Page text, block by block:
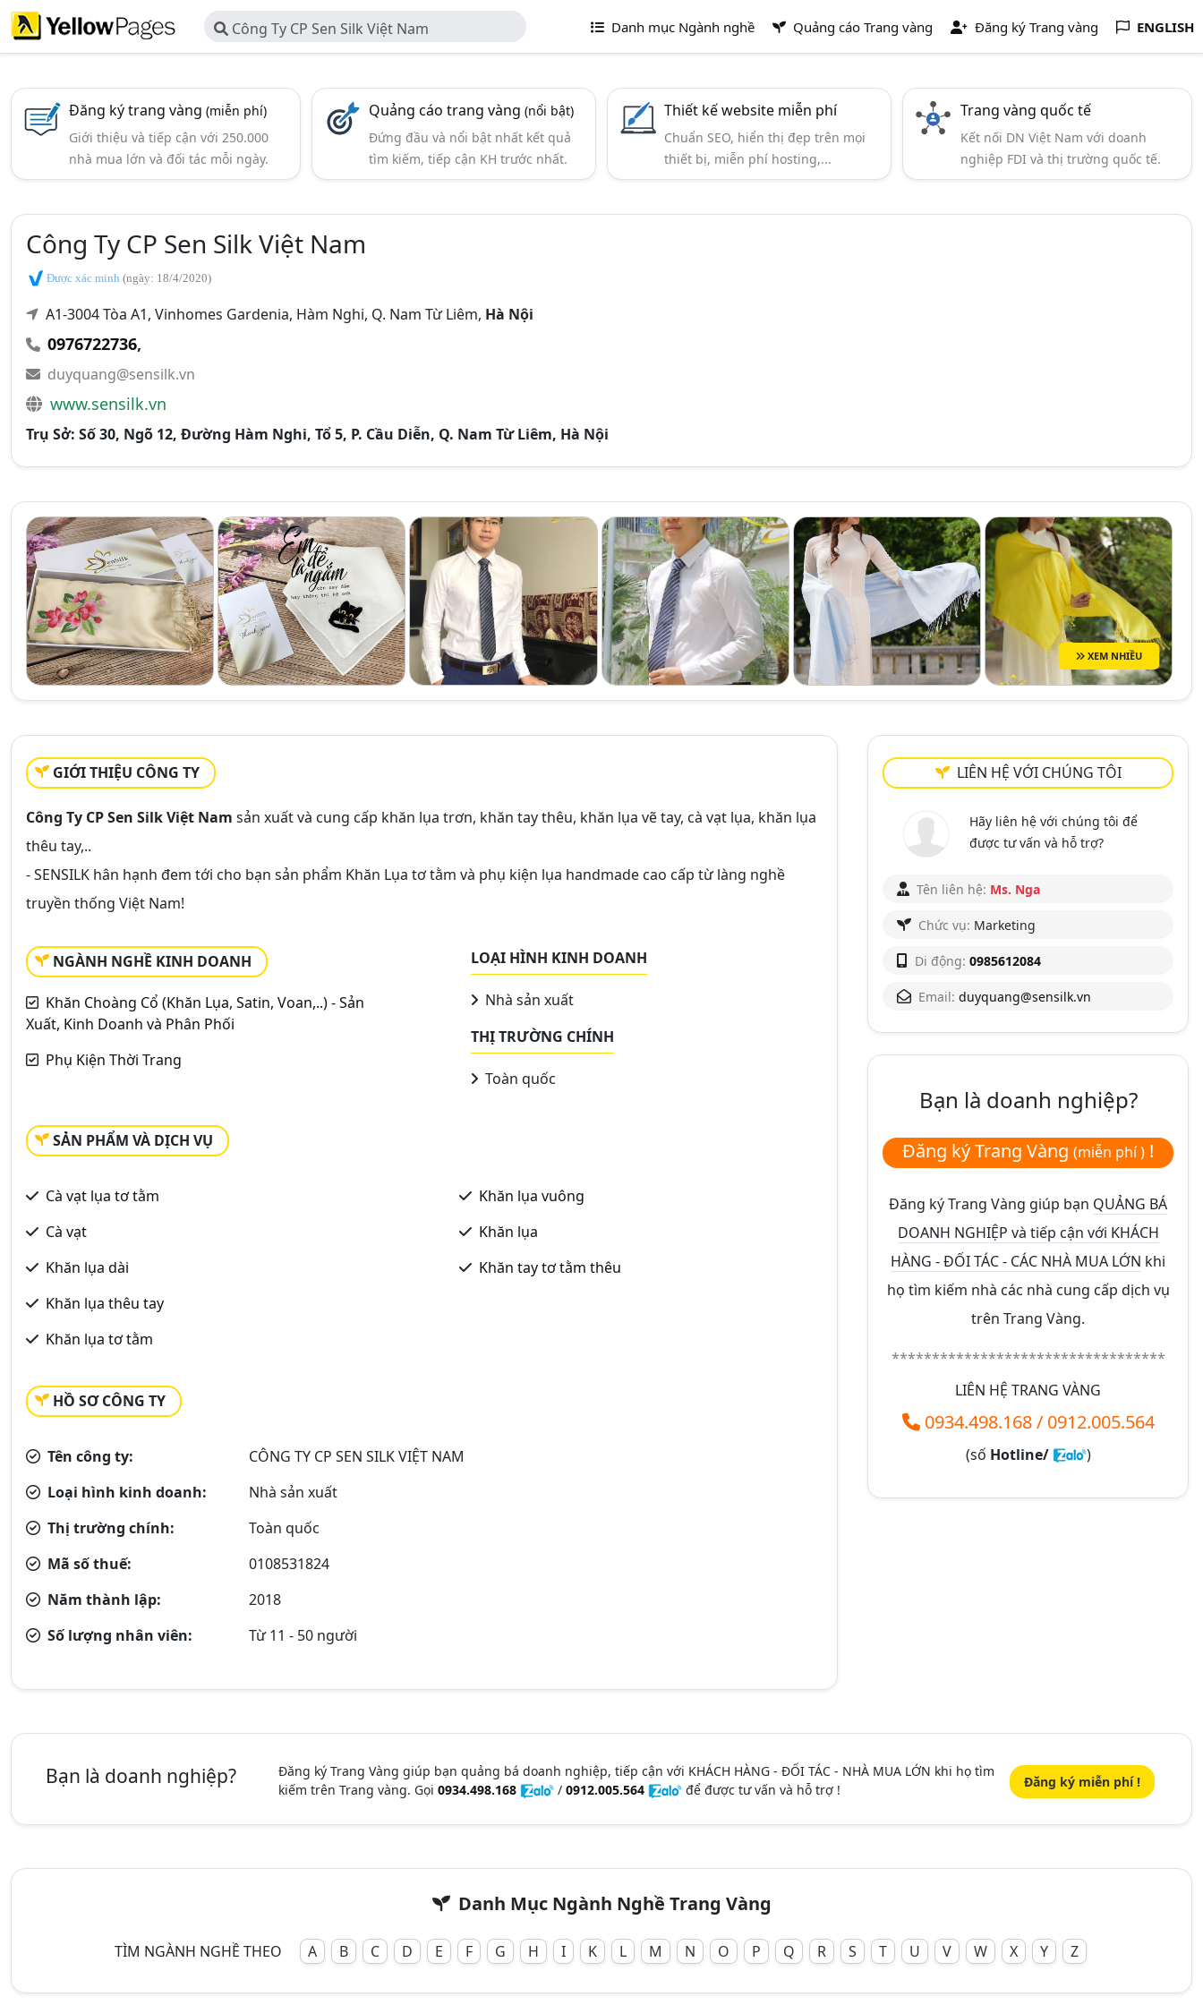
Công Ty CP Sen Silk Việt Nam Danh mục Ngành nghề Quảng cáo Trang vàng Đăng ký Trang vàng ENGLISH
Đăng ký trang vàng (miễn phí)
Giới thiệu và tiếp cận với 250.000
nhà mua lớn và đối tác mỗi ngày.
Quảng cáo trang vàng(nổi bật)
Đứng đầu và nổi bật nhất kết quả
tìm kiếm, tiếp cận KH trước nhất.
Thiết kế website miễn phí
Chuẩn SEO, hiển thị đẹp trên mọi
thiết bị, miễn phí hosting,...
Trang vàng quốc tế
Kết nối DN Việt Nam với doanh
nghiệp FDI và thị trường quốc tế.
Công Ty CP Sen Silk Việt Nam
Được xác minh (ngày: 18/4/2020)
A1-3004 Tòa A1, Vinhomes Gardenia, Hàm Nghi, Q. Nam Từ Liêm, Hà Nội
0976722736‬,
duyquang@sensilk.vn
www.sensilk.vn
Trụ Sở: Số 30, Ngõ 12, Đường Hàm Nghi, Tổ 5, P. Cầu Diễn, Q. Nam Từ Liêm, Hà Nội
XEM NHIỀU
GIỚI THIỆU CÔNG TY
Công Ty CP Sen Silk Việt Nam sản xuất và cung cấp khăn lụa trơn, khăn tay thêu, khăn lụa vẽ tay, cà vạt lụa, khăn lụa
thêu tay,..
- SENSILK hân hạnh đem tới cho bạn sản phẩm Khăn Lụa tơ tằm và phụ kiện lụa handmade cao cấp từ làng nghề
truyền thống Việt Nam!
NGÀNH NGHỀ KINH DOANH
Khăn Choàng Cổ (Khăn Lụa, Satin, Voan,..) - Sản
Xuất, Kinh Doanh và Phân Phối
Phụ Kiện Thời Trang
LOẠI HÌNH KINH DOANH
Nhà sản xuất
THỊ TRƯỜNG CHÍNH
Toàn quốc
SẢN PHẨM VÀ DỊCH VỤ
Cà vạt lụa tơ tằm
Cà vạt
Khăn lụa dài
Khăn lụa thêu tay
Khăn lụa tơ tằm
Khăn lụa vuông
Khăn lụa
Khăn tay tơ tằm thêu
HỒ SƠ CÔNG TY
Tên công ty:
CÔNG TY CP SEN SILK VIỆT NAM
Loại hình kinh doanh:
Nhà sản xuất
Thị trường chính:
Toàn quốc
Mã số thuế:
0108531824
Năm thành lập:
2018
Số lượng nhân viên:
Từ 11 - 50 người
LIÊN HỆ VỚI CHÚNG TÔI
Hãy liên hệ với chúng tôi để
được tư vấn và hỗ trợ?
Tên liên hệ: Ms. Nga
Chức vụ: Marketing
Di động: 0985612084
Email: duyquang@sensilk.vn
Bạn là doanh nghiệp?
Đăng ký Trang Vàng (miễn phí ) !
Đăng ký Trang Vàng giúp bạn QUẢNG BÁ
DOANH NGHIỆP và tiếp cận với KHÁCH
HÀNG - ĐỐI TÁC - CÁC NHÀ MUA LỚN khi
họ tìm kiếm nhà các nhà cung cấp dịch vụ
trên Trang Vàng.
**********************************
LIÊN HỆ TRANG VÀNG
0934.498.168/ 0912.005.564
(số Hotline/ )
Bạn là doanh nghiệp?
Đăng ký Trang Vàng giúp bạn quảng bá doanh nghiệp, tiếp cận với KHÁCH HÀNG - ĐỐI TÁC - NHÀ MUA LỚN khi họ tìm
kiếm trên Trang vàng. Gọi 0934.498.168 / 0912.005.564 để được tư vấn và hỗ trợ ! Đăng ký miễn phí !
Danh Mục Ngành Nghề Trang Vàng
TÌM NGÀNH NGHỀ THEO A B C D E F G H I K L M N O P Q R S T U V W X Y Z